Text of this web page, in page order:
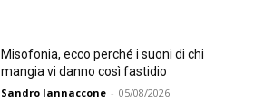
Misofonia, ecco perché i suoni di chi
mangia vi danno così fastidio
Sandro Iannaccone - 05/08/2026